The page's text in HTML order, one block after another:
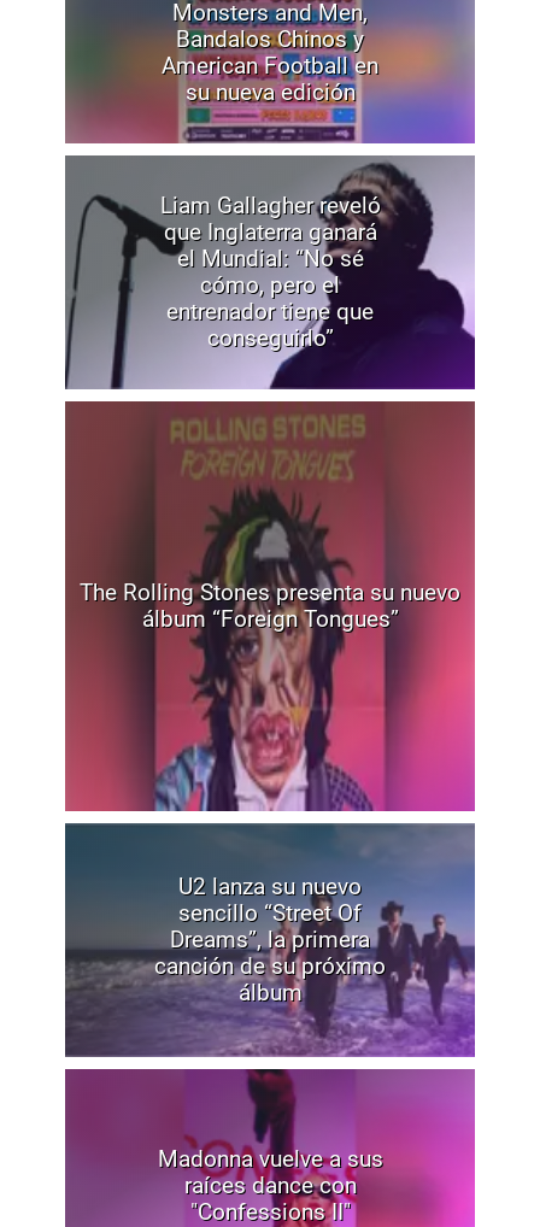
Monsters and Men,
Bandalos Chinos y
American Football en
su nueva edición
Liam Gallagher reveló
que Inglaterra ganará
el Mundial: “No sé
cómo, pero el
entrenador tiene que
conseguirlo”
The Rolling Stones presenta su nuevo
álbum “Foreign Tongues”
U2 lanza su nuevo
sencillo “Street Of
Dreams”, la primera
canción de su próximo
álbum
Madonna vuelve a sus
raíces dance con
"Confessions II"